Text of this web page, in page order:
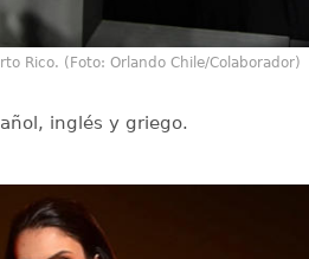
Rico. (Foto: Orlando Chile/Colaborador)
inglés y griego.